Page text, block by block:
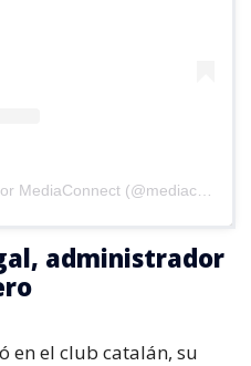
administrador
en el club catalán, su